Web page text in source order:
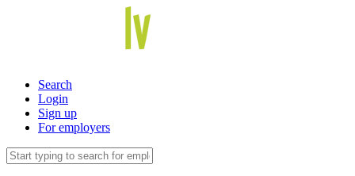
Search
Login
Sign up
For employers